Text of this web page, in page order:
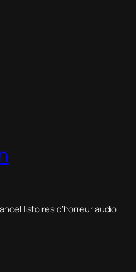
Histoires d’horreur audio